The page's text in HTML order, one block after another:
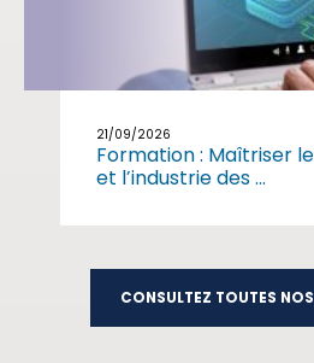
21/09/2026
Formation : Maîtriser
et l’industrie des ...
CONSULTEZ TOUTES